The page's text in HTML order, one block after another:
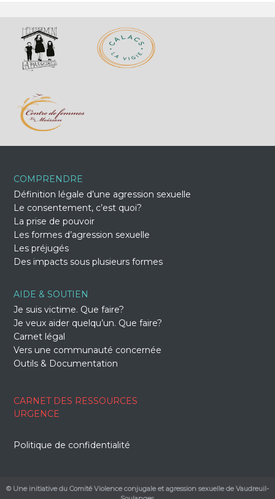
COMPRENDRE
Définition légale d’une agression sexuelle
Le consentement, c’est quoi?
La prise de pouvoir
Les formes d’agression sexuelle
Les préjugés
Des impacts sous plusieurs formes
AIDE & SOUTIEN
Je suis victime. Que faire?
Je veux aider quelqu’un. Que faire?
Carnet légal
Vers une communauté concernée
Outils & Documentation
CARNET DES RESSOURCES
URGENCE
Politique de confidentialité
© Une initiative du Comité Violence conjugale et agression sexuelle de Vaudreuil-